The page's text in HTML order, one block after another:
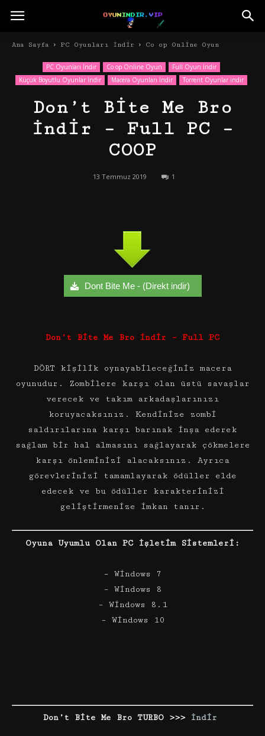
Ana Sayfa PC Oyunları İndir Co op Online Oyun
PC Oyunları İndir Co op Online Oyun
Full Oyun İndir
Küçük Boyutlu Oyunlar İndir
Macera Oyunları İndir Torrent Oyunlar indir
Don’t Bite Me Bro
İndir – Full PC –
COOP
13 Temmuz 2019 1
Dont Bite Me - (Direkt indir)
Don’t Bite Me Bro İndir – Full PC
DÖRT kişilik oynayabileceğiniz macera
oyunudur. Zombilere karşı olan üstü savaşlar
verecek ve takım arkadaşlarınızı
koruyacaksınız. Kendinize zombi
saldırılarına karşı barınak inşa ederek
sağlam bir hal almasını sağlayarak çökmelere
karşı önleminizi alacaksınız. Ayrıca
görevlerinizi tamamlayarak ödüller elde
edecek ve bu ödüller karakterinizi
geliştirmenize imkan tanır.
Oyuna Uyumlu Olan PC İşletim Sistemleri:
– Windows 7
– Windows 8
– Windows 8.1
– Windows 10
Don’t Bite Me Bro TURBO >>> İndir